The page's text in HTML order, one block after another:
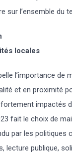
sur l’ensemble du
locales
l’importance de
et en proximité
impactés
fait le choix de
par les politiques
lecture publique,